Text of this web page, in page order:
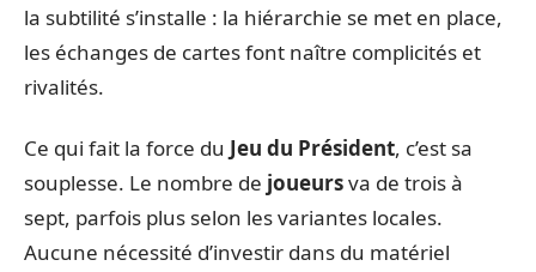
la subtilité s’installe : la hiérarchie se met en place,
les échanges de cartes font naître complicités et
rivalités.
Ce qui fait la force du Jeu du Président, c’est sa
souplesse. Le nombre de joueursva de trois à
sept, parfois plus selon les variantes locales.
Aucune nécessité d’investir dans du matériel